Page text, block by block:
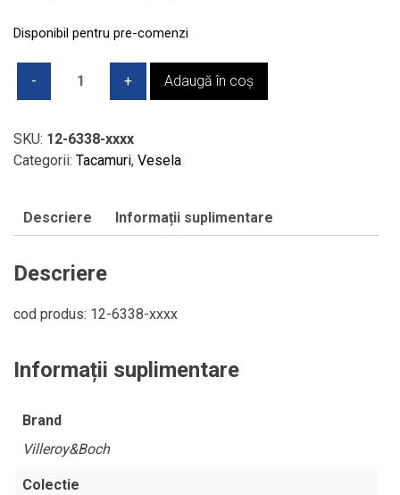
Disponibil pentru pre-comenzi
Cantitate
tacâmuri,
V&B
WAVE,
x
4
piese
Adaugă în coș
SKU: 12-6338-xxxx
Categorii: Tacamuri, Vesela
Descriere Informații suplimentare
Descriere
cod produs: 12-6338-xxxx
Informații suplimentare
Brand
Villeroy&Boch
Colectie